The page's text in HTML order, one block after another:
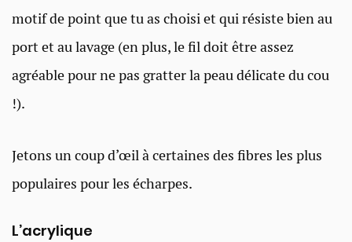
motif de point que tu as choisi et qui résiste bien au
port et au lavage (en plus, le fil doit être assez
agréable pour ne pas gratter la peau délicate du cou
!).
Jetons un coup d’œil à certaines des fibres les plus
populaires pour les écharpes.
L’acrylique